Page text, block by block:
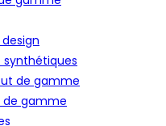
synthétiques
de gamme
de gamme